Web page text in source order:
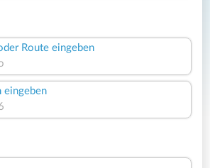
Route eingeben
eingeben